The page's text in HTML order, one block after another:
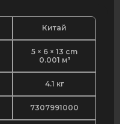
Китай
5 × 6 × 13 cm
0.001 м³
4.1 кг
7307991000